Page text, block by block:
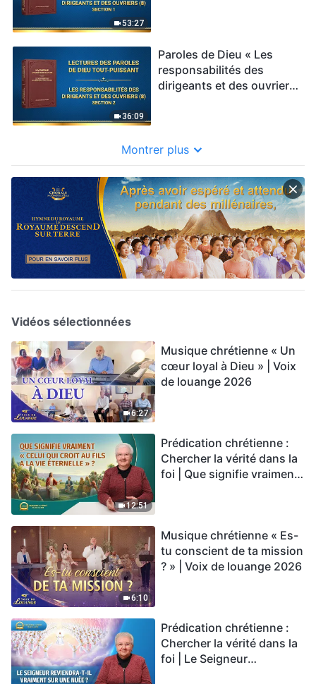
53:27
36:09
Paroles de Dieu « Les
responsabilités des
dirigeants et des ouvriers
Montrer plus
Vidéos sélectionnées
6:27
Musique chrétienne « Un
cœur loyal à Dieu » | Voix
de louange 2026
12:51
Prédication chrétienne :
Chercher la vérité dans la
foi | Que signifie vraiment
6:10
Musique chrétienne « Es-
tu conscient de ta mission
? » | Voix de louange 2026
Prédication chrétienne :
Chercher la vérité dans la
foi | Le Seigneur